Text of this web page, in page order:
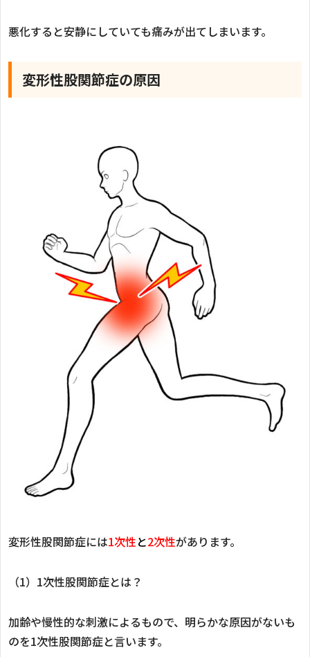
悪化すると安静にしていても痛みが出てしまいます。
変形性股関節症の原因
変形性股関節症には1次性と2次性があります。
（1）1次性股関節症とは？
加齢や慢性的な刺激によるもので、明らかな原因がないも
のを1次性股関節症と言います。